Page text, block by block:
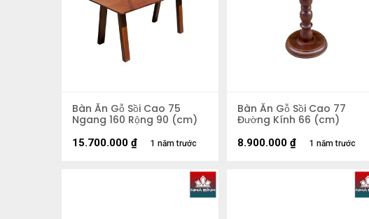
Bàn Ăn Gỗ Sồi Cao 75
Ngang 160 Rộng 90 (cm)
1 năm trước
15.700.000 ₫
Bàn Ăn Gỗ Sồi Cao 77
Đường Kính 66 (cm)
1 năm trước
8.900.000 ₫